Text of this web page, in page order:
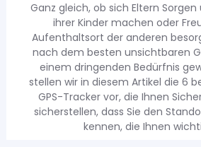
Ganz gleich, ob sich Eltern
ihrer Kinder machen oder
Aufenthaltsort der anderen
nach dem besten unsichtbaren
einem dringenden Bedürfnis
stellen wir in diesem Artikel die 6
GPS-Tracker vor, die Ihnen
sicherstellen, dass Sie den
kennen, die Ihnen